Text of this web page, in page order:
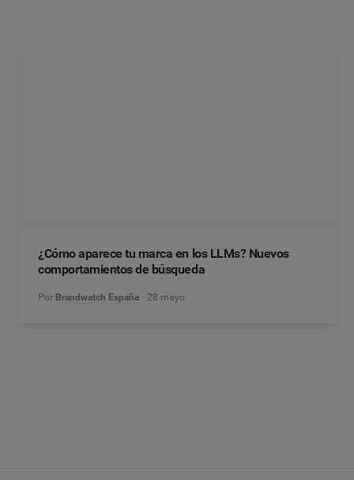
¿Cómo aparece tu marca en los LLMs? Nuevos
comportamientos de búsqueda
Por Brandwatch España 28 mayo